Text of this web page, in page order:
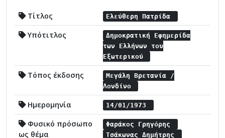
Τίτλος Ελεύθερη Πατρίδα
Υπότιτλος
Δημοκρατική Εφημερίδα
των Ελλήνων του
Εξωτερικού
Τόπος έκδοσης
Μεγάλη Βρετανία /
Λονδίνο
Ημερομηνία 14/01/1973
Φυσικό πρόσωπο
ως θέμα
Φαράκος Γρηγόρης
Τσάκωνας Δημήτρης